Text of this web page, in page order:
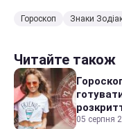
Гороскоп Знаки
Читайте також
05 серпня